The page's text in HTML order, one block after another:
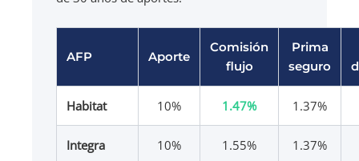
AFP Aporte
Comisión
flujo
Prima
seguro
Habitat 10% 1.47% 1.37%
Integra 10% 1.55% 1.37%